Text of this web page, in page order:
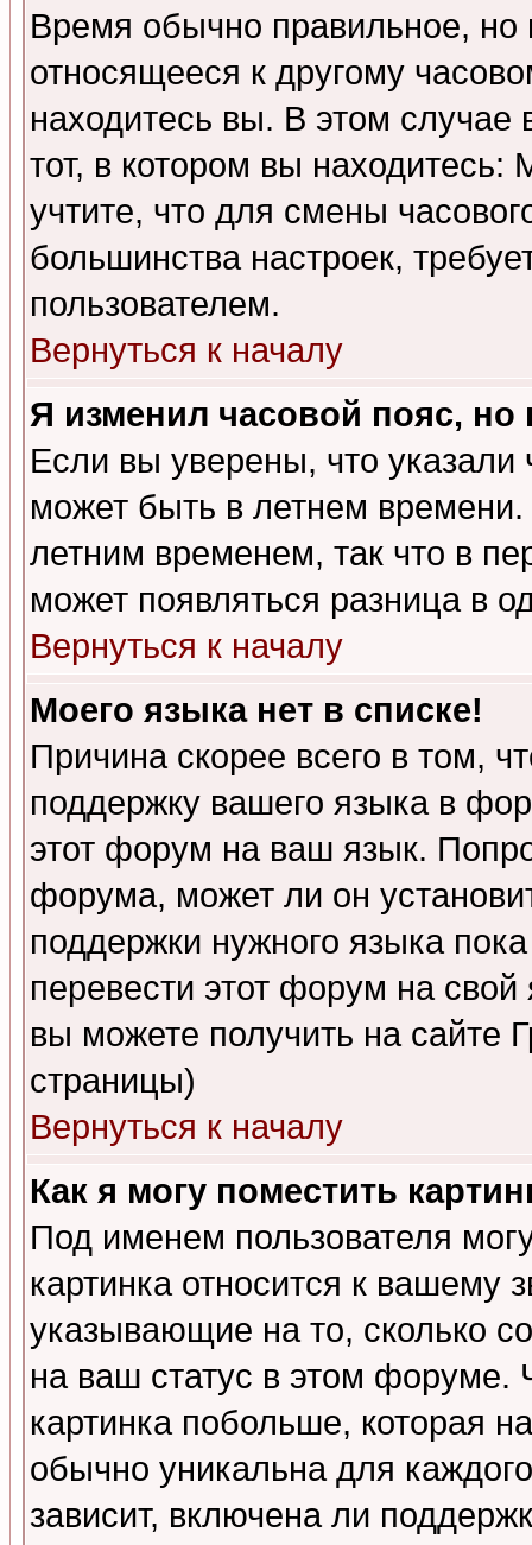
Время обычно правильное,
относящееся к другому
находитесь вы. В этом
тот, в котором вы
учтите, что для смены
большинства настроек,
пользователем.
Вернуться к началу
Я изменил часовой пояс,
Если вы уверены, что указали
может быть в летнем
летним временем, так что в
может появляться разница в
Вернуться к началу
Моего языка нет в списке!
Причина скорее всего в том,
поддержку вашего языка в
этот форум на ваш язык.
форума, может ли он
поддержки нужного языка
перевести этот форум на
вы можете получить на сайте
страницы)
Вернуться к началу
Как я могу поместить
Под именем пользователя
картинка относится к вашему
указывающие на то, сколько
на ваш статус в этом форуме.
картинка побольше, которая
обычно уникальна для
зависит, включена ли